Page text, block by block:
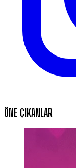
ÖNE ÇIKANLAR